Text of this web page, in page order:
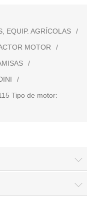
EQUIP. AGRÍCOLAS
/
MOTOR
/
/
/
Tipo de motor: